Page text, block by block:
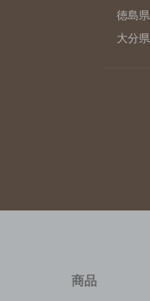
徳島
大分
商品